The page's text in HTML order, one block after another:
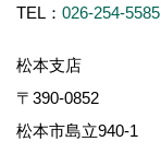
TEL： 026-254-5585
松本支店
〒390-0852
松本市島立940-1